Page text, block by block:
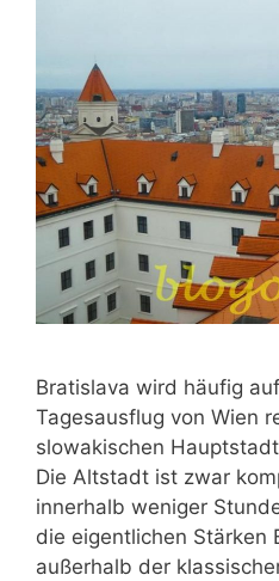
Bratislava wird häufig
Tagesausflug von Wien
slowakischen
Die Altstadt ist zwar
innerhalb weniger
die eigentlichen Stärken
außerhalb der